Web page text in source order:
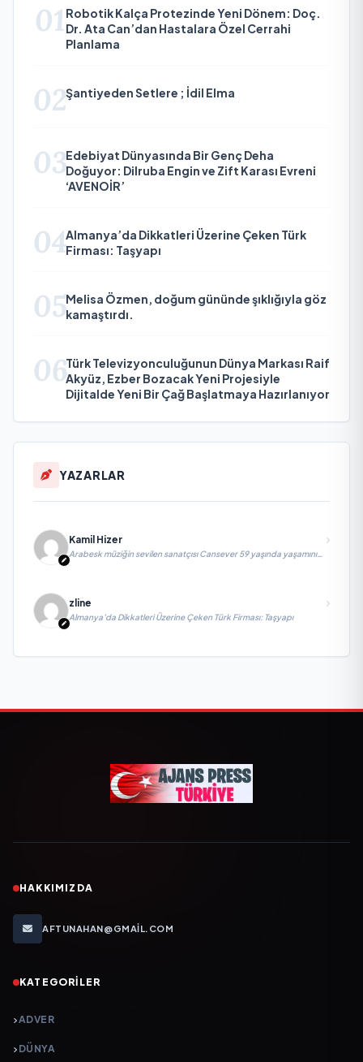
01 Robotik Kalça Protezinde Yeni Dönem: Doç.
Dr. Ata Can’dan Hastalara Özel Cerrahi
Planlama
02Şantiyeden Setlere ; İdil Elma
03Edebiyat Dünyasında Bir Genç Deha
Doğuyor: Dilruba Engin ve Zift Karası Evreni
‘AVENOİR’
04Almanya’da Dikkatleri Üzerine Çeken Türk
Firması: Taşyapı
05Melisa Özmen, doğum gününde şıklığıyla göz
kamaştırdı.
06Türk Televizyonculuğunun Dünya Markası Raif
Akyüz, Ezber Bozacak Yeni Projesiyle
Dijitalde Yeni Bir Çağ Başlatmaya Hazırlanıyor
YAZARLAR
Kamil Hizer
Arabesk müziğin sevilen sanatçısı Cansever 59 yaşında yaşamını
zline
Almanya’da Dikkatleri Üzerine Çeken Türk Firması: Taşyapı
HAKKIMIZDA
AFTUNAHAN@GMAIL.COM
KATEGORILER
ADVER
DÜNYA